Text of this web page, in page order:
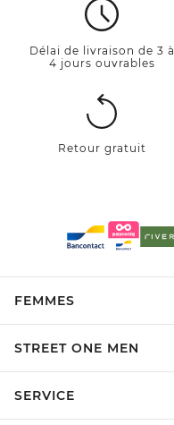
Délai de livraison de 3 à
4 jours ouvrables
Retour gratuit
FEMMES
STREET ONE MEN
SERVICE